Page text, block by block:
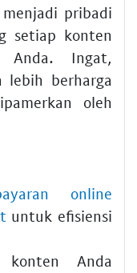
pribadi
setiap konten
Ingat,
lebih berharga
oleh
online
untuk efisiensi
konten Anda